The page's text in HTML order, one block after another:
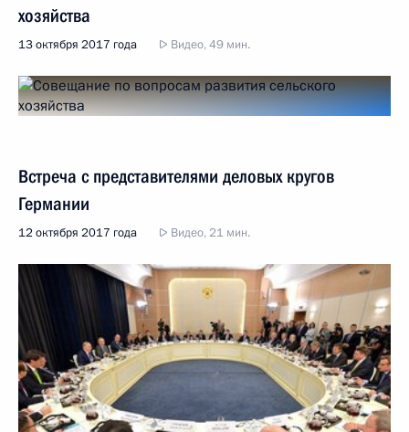
хозяйства
13 октября 2017 года Видео, 49 мин.
Встреча с представителями деловых кругов
Германии
12 октября 2017 года Видео, 21 мин.